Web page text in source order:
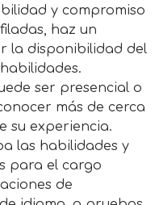
y compromiso
haz un
la disponibilidad del
ser presencial o
más de cerca
su experiencia.
las habilidades y
para el cargo
de